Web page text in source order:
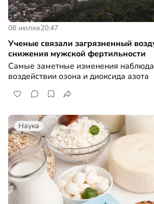
08 июляв20:47
Ученые связали загрязненный
снижения мужской фертильности
Самые заметные изменения
воздействии озона и диоксида азота
Наука